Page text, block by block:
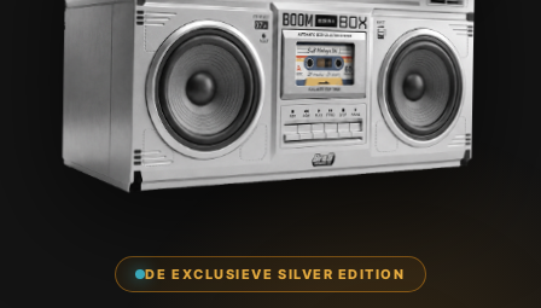
DE EXCLUSIEVE SILVER EDITION